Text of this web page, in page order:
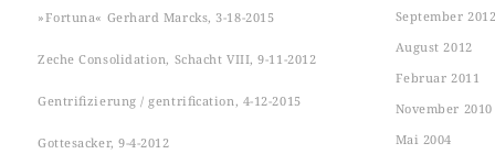
»Fortuna« Gerhard Marcks, 3-18-2015
Zeche Consolidation, Schacht VIII, 9-11-2012
Gentrifizierung / gentrification, 4-12-2015
Gottesacker, 9-4-2012
September
August 2012
Februar 2011
November 2010
Mai 2004